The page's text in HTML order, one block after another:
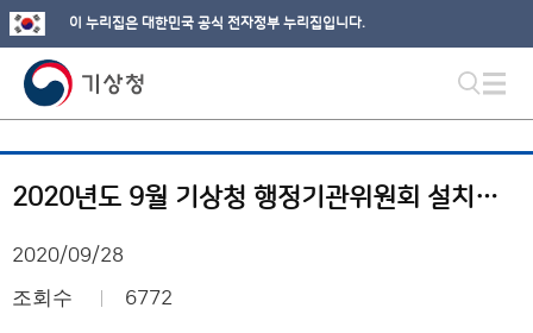
이 누리집은 대한민국 공식 전자정부 누리집입니다.
2020년도 9월 기상청 행정기관위원회 설치현황 및 활동내역서
2020/09/28
조회수 6772